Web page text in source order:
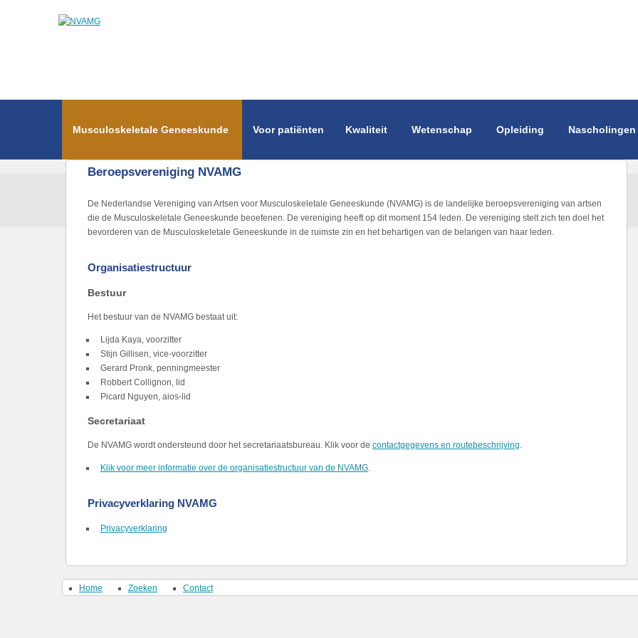
Musculoskeletale Geneeskunde Voor patiënten Kwaliteit Wetenschap Opleiding Nascholingen
Beroepsvereniging NVAMG
De Nederlandse Vereniging van Artsen voor Musculoskeletale Geneeskunde (NVAMG) is de landelijke beroepsvereniging van artsen
die de Musculoskeletale Geneeskunde beoefenen. De vereniging heeft op dit moment 154 leden. De vereniging stelt zich ten doel het
bevorderen van de Musculoskeletale Geneeskunde in de ruimste zin en het behartigen van de belangen van haar leden.
Organisatiestructuur
Bestuur
Het bestuur van de NVAMG bestaat uit:
Lijda Kaya, voorzitter
Stijn Gillisen, vice-voorzitter
Gerard Pronk, penningmeester
Robbert Collignon, lid
Picard Nguyen, aios-lid
Secretariaat
De NVAMG wordt ondersteund door het secretariaatsbureau. Klik voor de contactgegevens en routebeschrijving
Klik voor meer informatie over de organisatiestructuur van de NVAMG
Privacyverklaring NVAMG
Privacyverklaring
Home Zoeken Contact